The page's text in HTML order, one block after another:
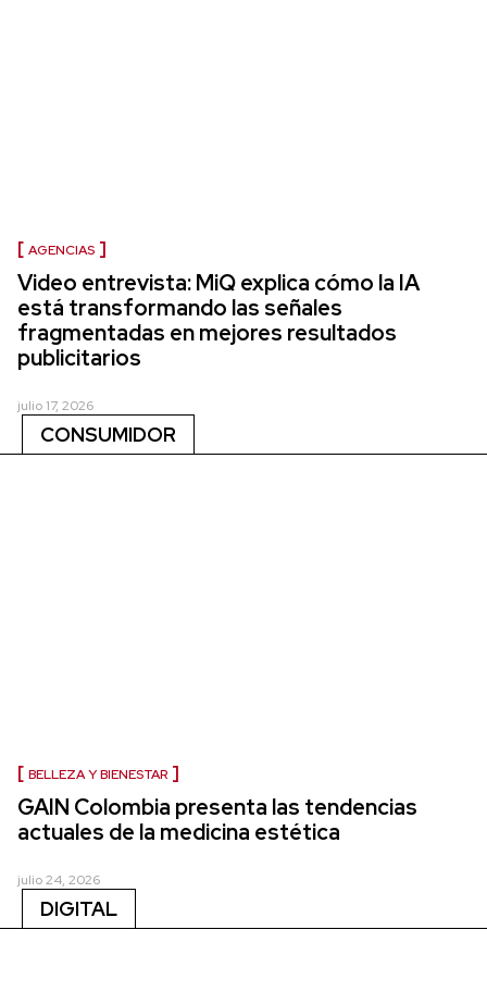
AGENCIAS
Video entrevista: MiQ explica cómo la IA
está transformando las señales
fragmentadas en mejores resultados
publicitarios
julio 17, 2026
CONSUMIDOR
BELLEZA Y BIENESTAR
GAIN Colombia presenta las tendencias
actuales de la medicina estética
julio 24, 2026
DIGITAL